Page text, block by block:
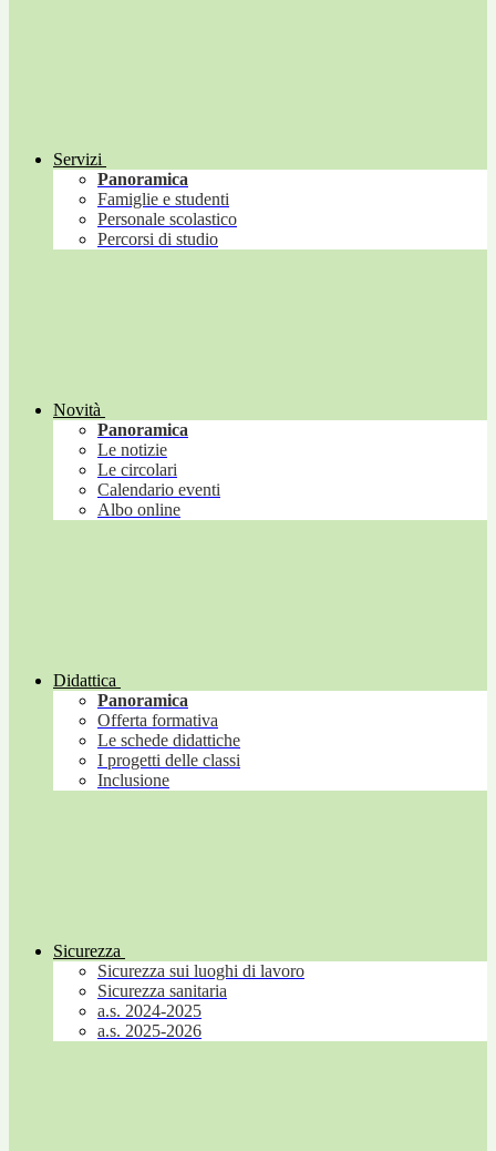
Servizi
Panoramica
Famiglie e studenti
Personale scolastico
Percorsi di studio
Novità
Panoramica
Le notizie
Le circolari
Calendario eventi
Albo online
Didattica
Panoramica
Offerta formativa
Le schede didattiche
I progetti delle classi
Inclusione
Sicurezza
Sicurezza sui luoghi di lavoro
Sicurezza sanitaria
a.s. 2024-2025
a.s. 2025-2026